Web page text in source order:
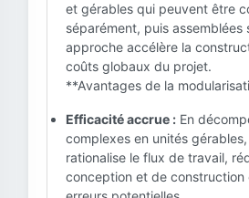
et gérables qui peuvent être
séparément, puis assemblées
approche accélère la
coûts globaux du projet.
**Avantages de la
Efficacité accrue : En
complexes en unités
rationalise le flux de travail,
conception et de construction